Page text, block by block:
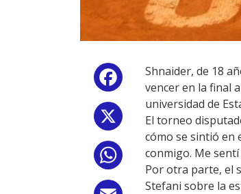
Facebook
WhatsApp
Shnaider, de 18
vencer en la final
universidad de
El torneo
cómo se sintió en
conmigo. Me
Por otra parte, el
Stefani sobre la